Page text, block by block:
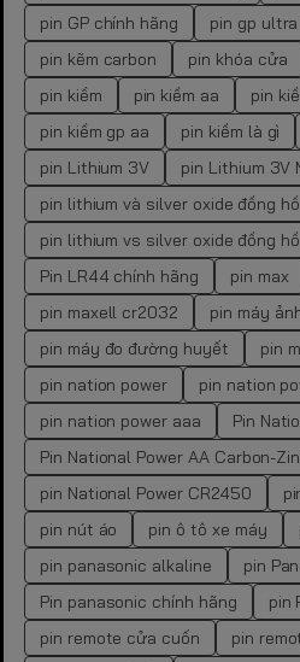
pin GP chính hãng
pin gp
pin kẽm carbon
pin khóa cửa
pin kiềm
pin kiềm aa
pin
pin kiềm gp aa
pin kiềm là gì
pin Lithium 3V
pin Lithium 3V
pin lithium và silver oxide đồng hồ
pin lithium vs silver oxide đồng hồ
Pin LR44 chính hãng
pin max
pin maxell cr2032
pin máy
pin máy đo đường huyết
pin
pin nation power
pin nation
pin nation power aaa
Pin
Pin National Power AA Carbon-
pin National Power CR2450
pin nút áo
pin ô tô xe máy
pin panasonic alkaline
pin
Pin panasonic chính hãng
pin
pin remote cửa cuốn
pin